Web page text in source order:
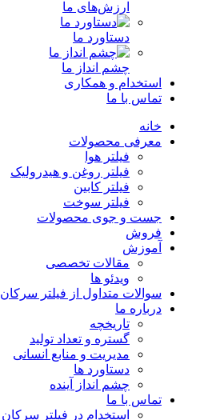
ارزش‌های ما
دستاورد ما
چشم انداز ما
استخدام و همکاری
تماس با ما
خانه
معرفی محصولات
فیلتر هوا
فیلتر روغن و هیدرولیک
فیلتر کابین
فیلتر سوخت
جست و جوی محصولات
فروش
آموزش
مقالات تخصصی
ویدئو ها
سوالات متداول از فیلتر سرکان
درباره ما
تاریخچه
گستره و تعداد تولید
مدیریت و منابع انسانی
دستاورد ها
چشم انداز آینده
تماس با ما
استخدام در فیلتر سرکان